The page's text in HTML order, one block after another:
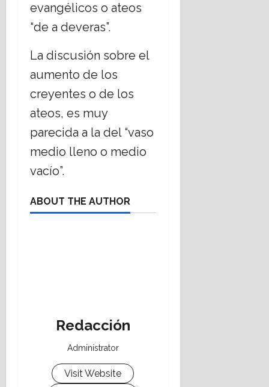
evangélicos o ateos
“de a deveras”.
La discusión sobre el
aumento de los
creyentes o de los
ateos, es muy
parecida a la del “vaso
medio lleno o medio
vacío”.
ABOUT THE AUTHOR
Redacción
Administrator
Visit Website